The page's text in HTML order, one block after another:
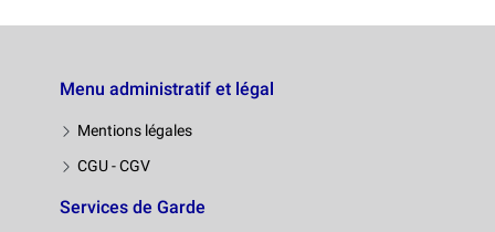
Menu administratif et légal
Mentions légales
CGU - CGV
Services de Garde